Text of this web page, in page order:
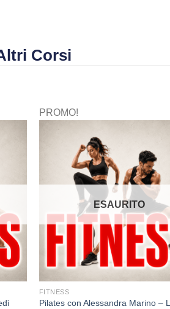
Corsi
PROMO!
ESAURITO
FITNESS
Pilates con Alessandra Marino –